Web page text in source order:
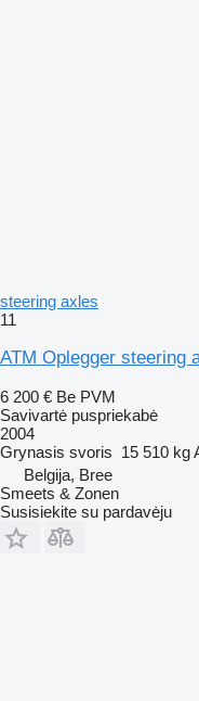
steering axles
11
ATM Oplegger steering
6 200 € Be PVM
Savivartė puspriekabė
2004
Grynasis svoris 15 510 kg
Belgija, Bree
Smeets & Zonen
Susisiekite su pardavėju